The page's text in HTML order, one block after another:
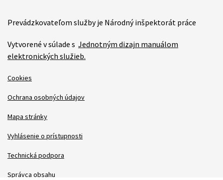
Prevádzkovateľom služby je Národný inšpektorát práce
Vytvorené v súlade s Jednotným dizajn manuálom
elektronických služieb.
Cookies
Ochrana osobných údajov
Mapa stránky
Vyhlásenie o prístupnosti
Technická podpora
Správca obsahu